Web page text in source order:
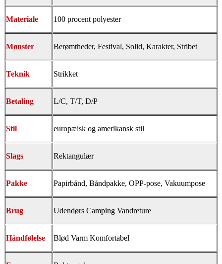
Materiale 100 procent polyester
Mønster Berømtheder, Festival, Solid, Karakter, Stribet
Teknik Strikket
Betaling L/C, T/T, D/P
Stil europæisk og amerikansk stil
Slags Rektangulær
Pakke Papirbånd, Båndpakke, OPP-pose, Vakuumpose
Brug Udendørs Camping Vandreture
Håndfølelse Blød Varm Komfortabel